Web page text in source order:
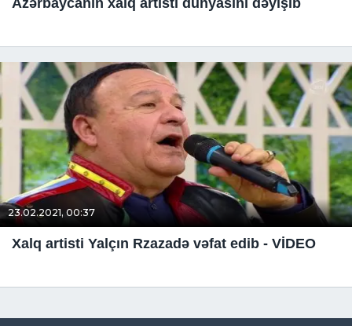
Azərbaycanın xalq artisti dünyasını dəyişib
23.02.2021, 00:37
Xalq artisti Yalçın Rzazadə vəfat edib - VİDEO